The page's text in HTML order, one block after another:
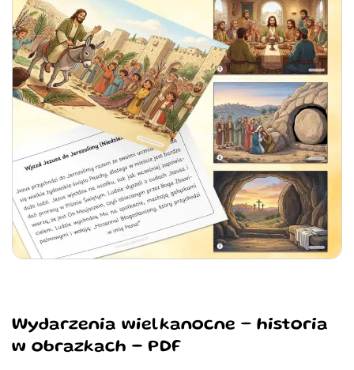
Wydarzenia wielkanocne – historia
w obrazkach - PDF